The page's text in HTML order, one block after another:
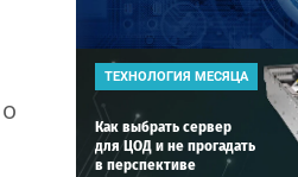
ТЕХНОЛОГИЯ МЕСЯЦА
Как выбрать сервер
для ЦОД и не прогадать
в перспективе